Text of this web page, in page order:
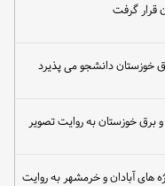
گرفت
دانشجو می پذیرد
برق خوزستان به روایت تصویر
های آبادان و خرمشهر به روایت